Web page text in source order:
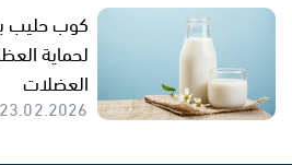
كوب حليب
لحماية
العضلات
23.02.2026